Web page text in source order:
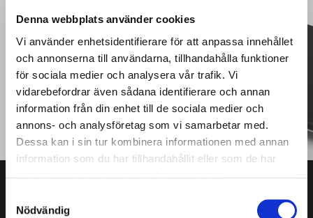
Denna webbplats använder cookies
Vi använder enhetsidentifierare för att anpassa innehållet
och annonserna till användarna, tillhandahålla funktioner
för sociala medier och analysera vår trafik. Vi
vidarebefordrar även sådana identifierare och annan
information från din enhet till de sociala medier och
annons- och analysföretag som vi samarbetar med.
Dessa kan i sin tur kombinera informationen med annan
information som du har tillhandahållit eller som de har
Nödvändig
Läs vår produktguide
PRODUKTKATALOG